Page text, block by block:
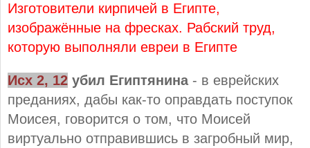
Изготовители кирпичей в Египте,
изображённые на фресках. Рабский труд,
которую выполняли евреи в Египте
Исх 2, 12 убил Египтянина- в еврейских
преданиях, дабы как-то оправдать поступок
Моисея, говорится о том, что Моисей
виртуально отправившись в загробный мир,